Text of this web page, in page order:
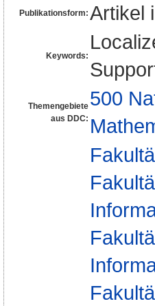
Publikationsform: Artikel
Keywords:
Themengebiete
aus DDC:
500